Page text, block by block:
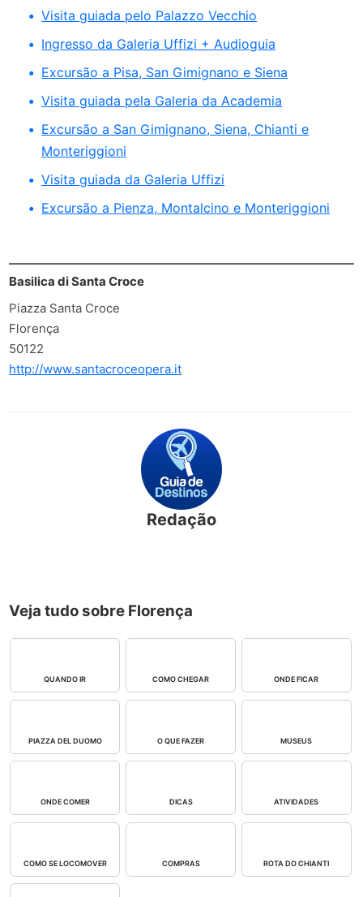
Visita guiada pelo Palazzo Vecchio
Ingresso da Galeria Uffizi + Audioguia
Excursão a Pisa, San Gimignano e Siena
Visita guiada pela Galeria da Academia
Excursão a San Gimignano, Siena, Chianti e
Monteriggioni
Visita guiada da Galeria Uffizi
Excursão a Pienza, Montalcino e Monteriggioni
Basilica di Santa Croce
Piazza Santa Croce
Florença
50122
http://www.santacroceopera.it
Redação
Veja tudo sobre Florença
QUANDO IR COMO CHEGAR ONDE FICAR
PIAZZA DEL DUOMO O QUE FAZER MUSEUS
ONDE COMER DICAS ATIVIDADES
COMO SE LOCOMOVER COMPRAS ROTA DO CHIANTI